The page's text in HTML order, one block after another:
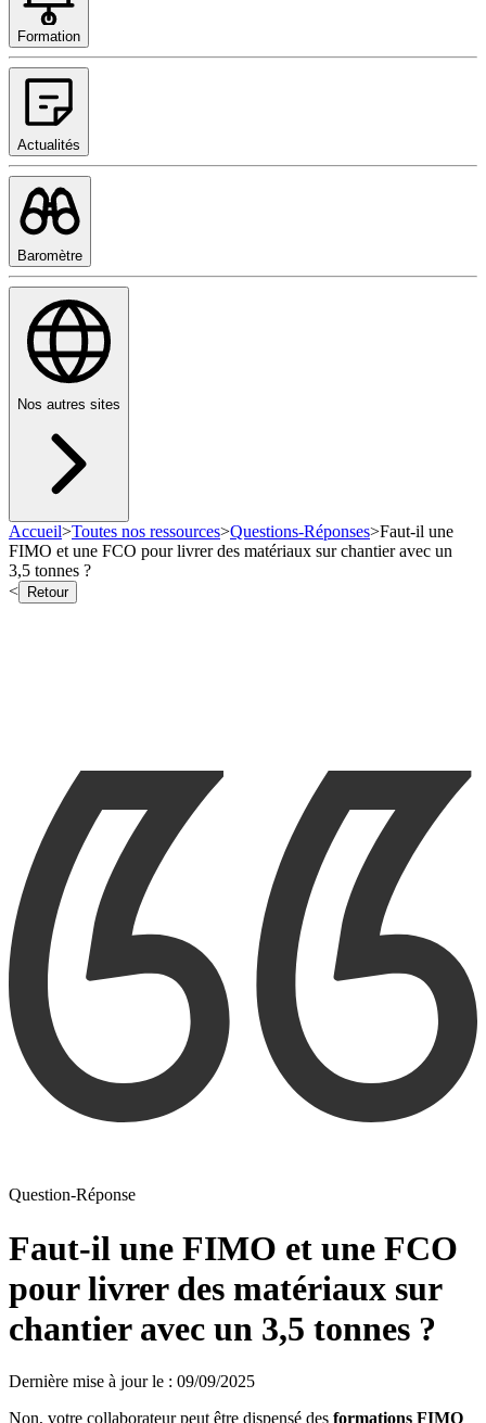
Formation
Actualités
Baromètre
Nos autres sites
Accueil>Toutes nos ressources>Questions-Réponses>Faut-il une
FIMO et une FCO pour livrer des matériaux sur chantier avec un
3,5 tonnes ?
<
Retour
Question-Réponse
Faut-il une FIMO et une FCO
pour livrer des matériaux sur
chantier avec un 3,5 tonnes ?
Dernière mise à jour le : 09/09/2025
Non, votre collaborateur peut être dispensé des formations FIMO